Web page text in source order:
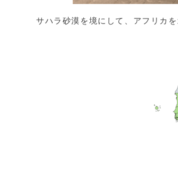
サハラ砂漠を境にして、アフリカ